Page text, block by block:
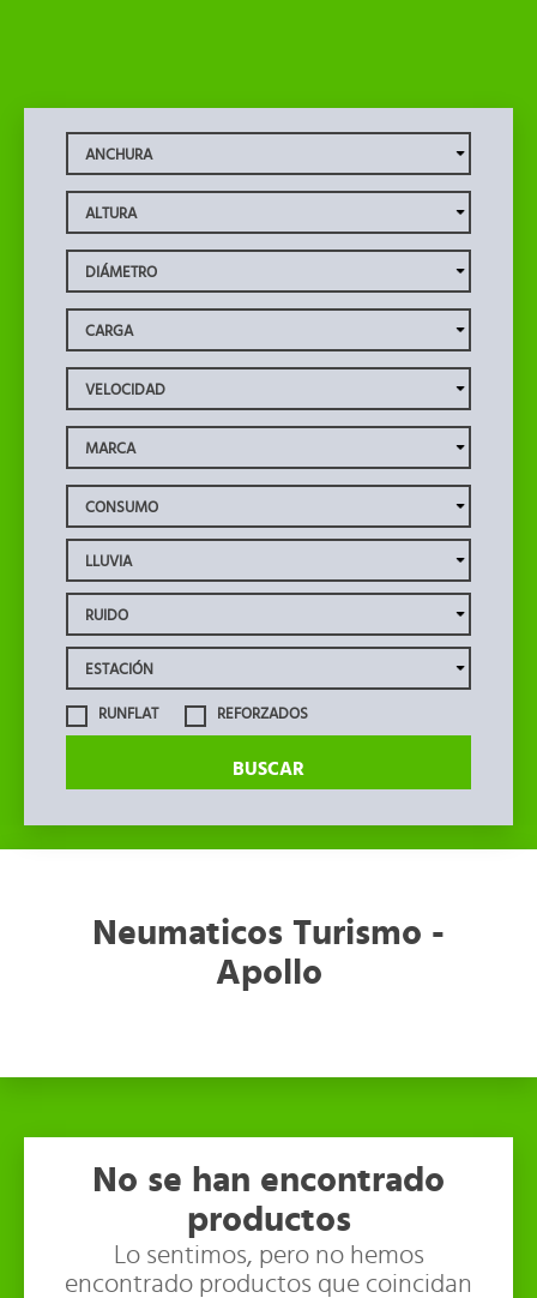
RUNFLAT REFORZADOS
BUSCAR
Neumaticos Turismo -
Apollo
No se han encontrado
productos
Lo sentimos, pero no hemos
encontrado productos que coincidan